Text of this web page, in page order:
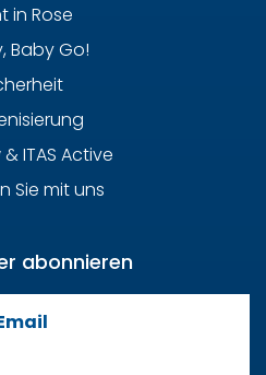
in Rose
Baby Go!
ITAS Active
Sie mit uns
abonnieren